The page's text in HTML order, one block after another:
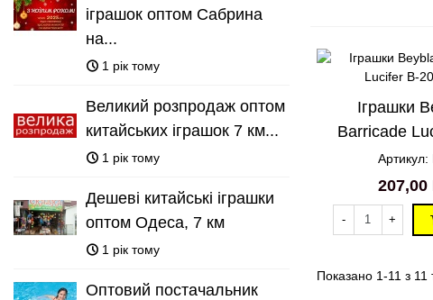
іграшок оптом Сабрина
на...
1 рік тому
Великий розпродаж оптом
китайських іграшок 7 км...
1 рік тому
Дешеві китайські іграшки
оптом Одеса, 7 км
1 рік тому
Оптовий постачальник
Іграшки
Barricade
Артикул:
- +
Показано 1-11 з 11